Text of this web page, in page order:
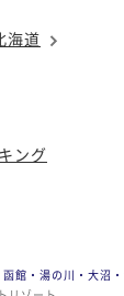
海道
ング
函館・湯の川・大沼